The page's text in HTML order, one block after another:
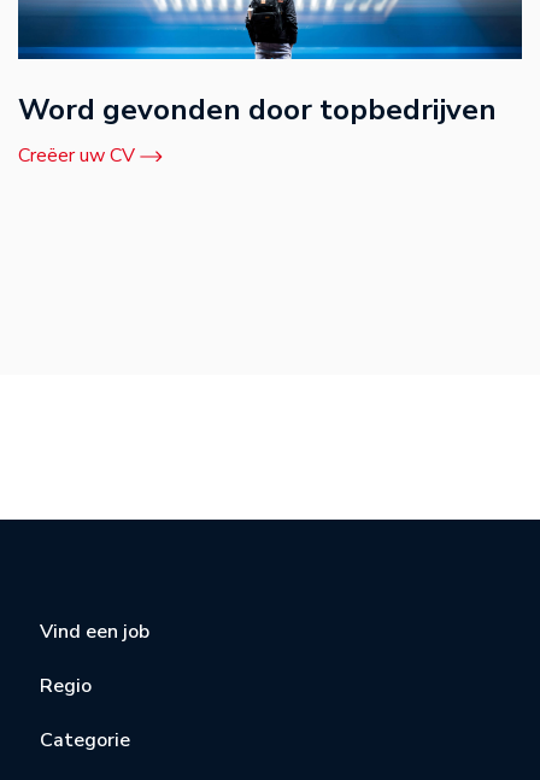
Word gevonden door topbedrijven
Creëer uw CV
Vind een job
Regio
Categorie